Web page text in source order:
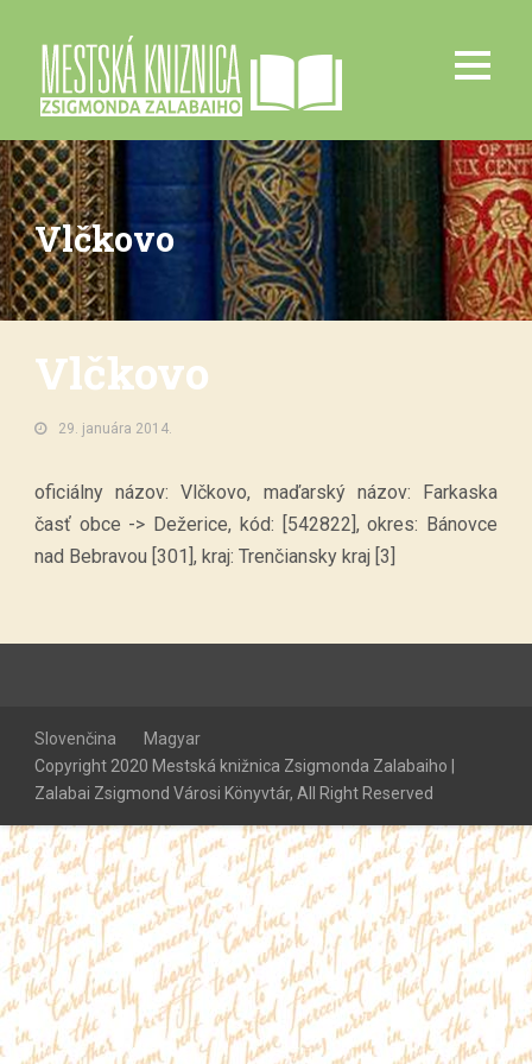
Vlčkovo
Vlčkovo
29. januára 2014.
oficiálny názov: Vlčkovo, maďarský názov: Farkaska
časť obce -> Dežerice, kód: [542822], okres: Bánovce
nad Bebravou [301], kraj: Trenčiansky kraj [3]
Slovenčina
Magyar
Copyright 2020 Mestská knižnica Zsigmonda Zalabaiho |
Zalabai Zsigmond Városi Könyvtár, All Right Reserved